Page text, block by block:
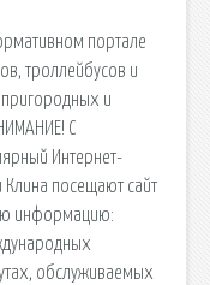
портале
троллейбусов и
пригородных и
С
Интернет-
Клина посещают сайт
информацию:
обслуживаемых